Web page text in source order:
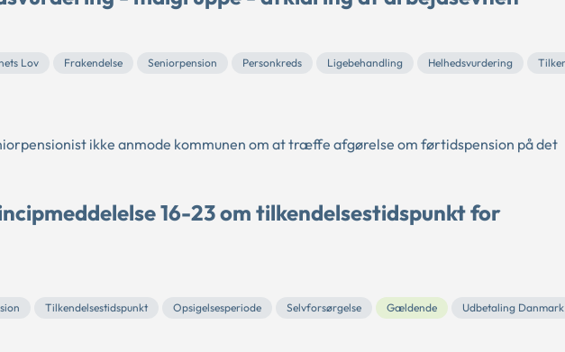
Lov Frakendelse Seniorpension Personkreds Ligebehandling Helhedsvurdering
ikke anmode kommunen om at træffe afgørelse om førtidspension på det
16-23 om tilkendelsestidspunkt for
Tilkendelsestidspunkt Opsigelsesperiode Selvforsørgelse Gældende
Udbetaling Danmark